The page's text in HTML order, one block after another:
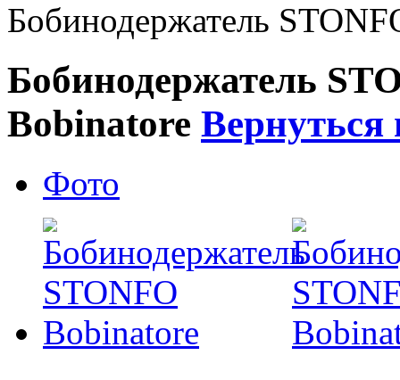
Бобинодержатель
Бобинодержатель
Bobinatore Вернуться
Фото